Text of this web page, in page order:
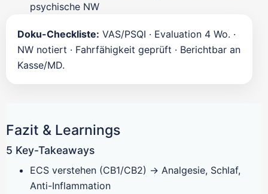
psychische NW
Doku-Checkliste: VAS/PSQI · Evaluation 4 Wo. ·
NW notiert · Fahrfähigkeit geprüft · Berichtbar an
Kasse/MD.
Fazit & Learnings
5 Key-Takeaways
ECS verstehen (CB1/CB2) → Analgesie, Schlaf,
Anti-Inflammation